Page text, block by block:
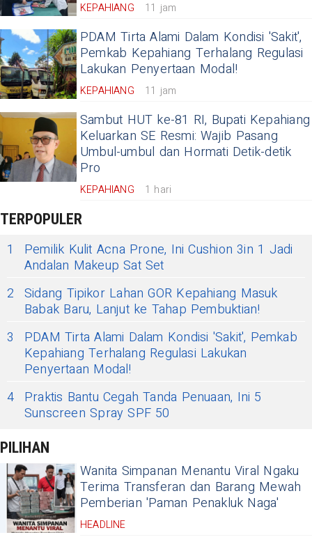
KEPAHIANG 11 jam
PDAM Tirta Alami Dalam Kondisi 'Sakit',
Pemkab Kepahiang Terhalang Regulasi
Lakukan Penyertaan Modal!
KEPAHIANG 11 jam
Sambut HUT ke-81 RI, Bupati Kepahiang
Keluarkan SE Resmi: Wajib Pasang
Umbul-umbul dan Hormati Detik-detik
Pro
KEPAHIANG 1 hari
TERPOPULER
1
Pemilik Kulit Acna Prone, Ini Cushion 3in 1 Jadi
Andalan Makeup Sat Set
2 Sidang Tipikor Lahan GOR Kepahiang Masuk
Babak Baru, Lanjut ke Tahap Pembuktian!
3
PDAM Tirta Alami Dalam Kondisi 'Sakit', Pemkab
Kepahiang Terhalang Regulasi Lakukan
Penyertaan Modal!
4 Praktis Bantu Cegah Tanda Penuaan, Ini 5
Sunscreen Spray SPF 50
PILIHAN
Wanita Simpanan Menantu Viral Ngaku
Terima Transferan dan Barang Mewah
Pemberian 'Paman Penakluk Naga'
HEADLINE